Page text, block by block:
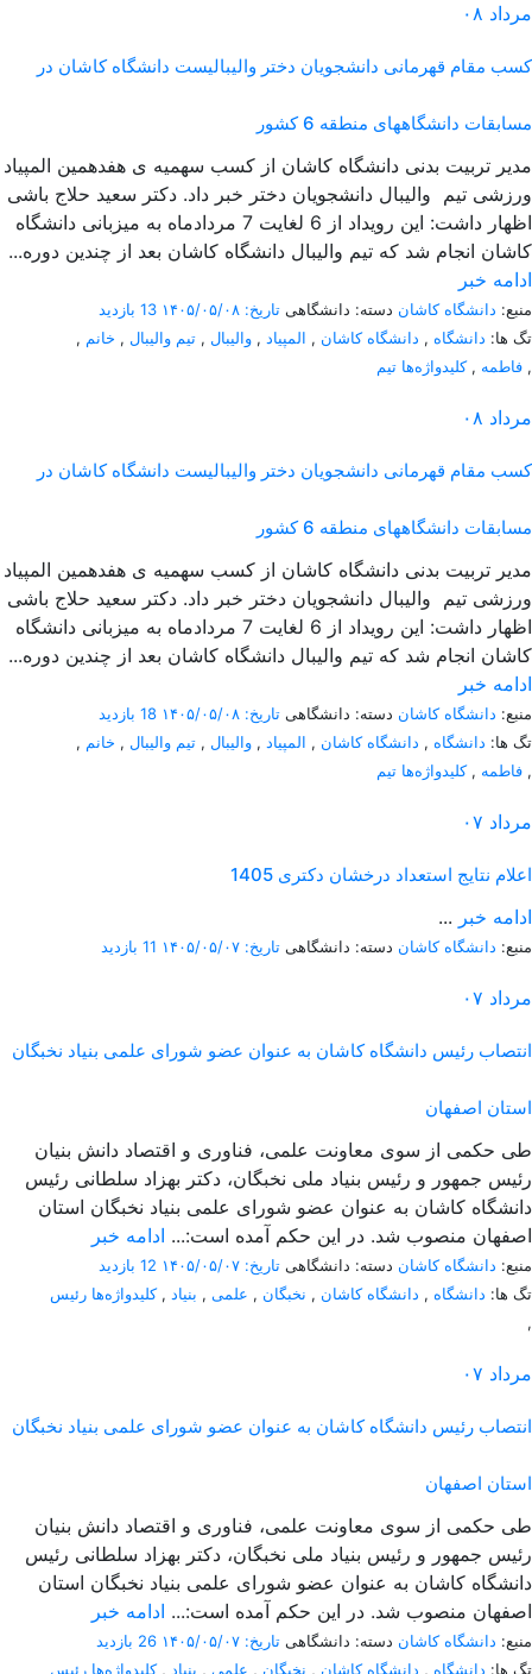
۰۸ مرداد
کسب مقام قهرمانی دانشجویان دختر والیبالیست دانشگاه کاشان در
مسابقات دانشگاههای منطقه 6 کشور
مدیر تربیت بدنی دانشگاه کاشان از کسب سهمیه ی هفدهمین المپیاد
ورزشی تیم والیبال دانشجویان دختر خبر داد. دکتر سعید حلاج باشی
اظهار داشت: این رویداد از 6 لغایت 7 مردادماه به میزبانی دانشگاه
کاشان انجام شد که تیم والیبال دانشگاه کاشان بعد از چندین دوره...
ادامه خبر
منبع: دانشگاه کاشان دسته: دانشگاهی تاریخ: ۱۴۰۵/۰۵/۰۸
13 بازدید
تگ ها: دانشگاه , دانشگاه کاشان , المپیاد , والیبال , تیم والیبال , خانم ,
فاطمه ,کلیدواژه‌ها تیم ,
۰۸ مرداد
کسب مقام قهرمانی دانشجویان دختر والیبالیست دانشگاه کاشان در
مسابقات دانشگاههای منطقه 6 کشور
مدیر تربیت بدنی دانشگاه کاشان از کسب سهمیه ی هفدهمین المپیاد
ورزشی تیم والیبال دانشجویان دختر خبر داد. دکتر سعید حلاج باشی
اظهار داشت: این رویداد از 6 لغایت 7 مردادماه به میزبانی دانشگاه
کاشان انجام شد که تیم والیبال دانشگاه کاشان بعد از چندین دوره...
ادامه خبر
منبع: دانشگاه کاشان دسته: دانشگاهی تاریخ: ۱۴۰۵/۰۵/۰۸
18 بازدید
تگ ها: دانشگاه , دانشگاه کاشان , المپیاد , والیبال , تیم والیبال , خانم ,
فاطمه ,کلیدواژه‌ها تیم ,
۰۷ مرداد
اعلام نتایج استعداد درخشان دکتری 1405
... ادامه خبر
منبع: دانشگاه کاشان دسته: دانشگاهی تاریخ: ۱۴۰۵/۰۵/۰۷ 11 بازدید
۰۷ مرداد
انتصاب رئیس دانشگاه کاشان به عنوان عضو شورای علمی بنیاد نخبگان
استان اصفهان
طی حکمی از سوی معاونت علمی، فناوری و اقتصاد دانش بنیان
رئیس جمهور و رئیس بنیاد ملی نخبگان، دکتر بهزاد سلطانی رئیس
دانشگاه کاشان به عنوان عضو شورای علمی بنیاد نخبگان استان
اصفهان منصوب شد. در این حکم آمده است:... ادامه خبر
منبع: دانشگاه کاشان دسته: دانشگاهی تاریخ: ۱۴۰۵/۰۵/۰۷
12 بازدید
تگ ها: دانشگاه , دانشگاه کاشان , نخبگان , علمی , بنیاد ,کلیدواژه‌ها رئیس
,
۰۷ مرداد
انتصاب رئیس دانشگاه کاشان به عنوان عضو شورای علمی بنیاد نخبگان
استان اصفهان
طی حکمی از سوی معاونت علمی، فناوری و اقتصاد دانش بنیان
رئیس جمهور و رئیس بنیاد ملی نخبگان، دکتر بهزاد سلطانی رئیس
دانشگاه کاشان به عنوان عضو شورای علمی بنیاد نخبگان استان
اصفهان منصوب شد. در این حکم آمده است:... ادامه خبر
منبع: دانشگاه کاشان دسته: دانشگاهی تاریخ: ۱۴۰۵/۰۵/۰۷
26 بازدید
تگ ها: دانشگاه , دانشگاه کاشان , نخبگان , علمی , بنیاد ,کلیدواژه‌ها رئیس